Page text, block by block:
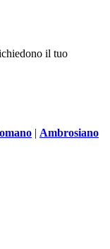
il tuo
| Ambrosiano